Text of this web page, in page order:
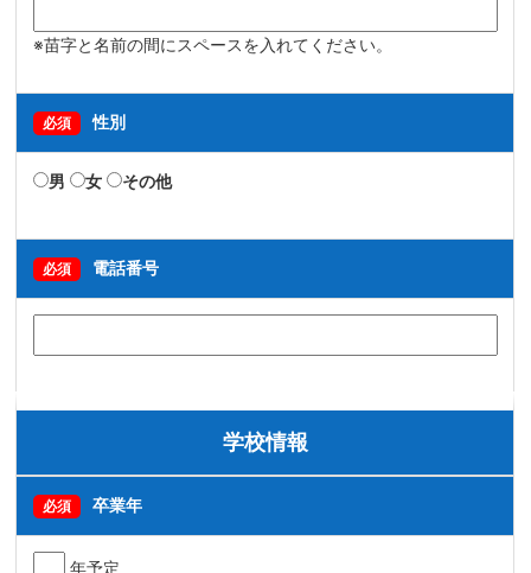
※苗字と名前の間にスペースを入れてください。
必須 性別
男 女 その他
必須 電話番号
学校情報
必須 卒業年
年予定